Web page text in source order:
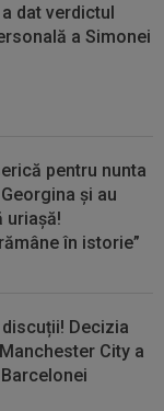
dat verdictul
a Simonei
pentru nunta
și au
uriașă!
în istorie”
Decizia
City a